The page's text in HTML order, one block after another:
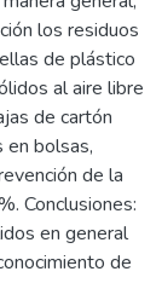
los residuos
de plástico
al aire libre
de cartón
bolsas,
de la
Conclusiones:
en general
de